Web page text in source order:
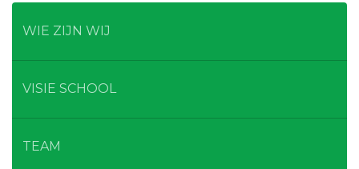
WIE ZIJN WIJ
VISIE SCHOOL
TEAM